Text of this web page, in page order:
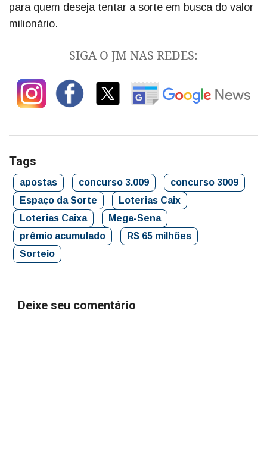
para quem deseja tentar a sorte em busca do valor
milionário.
SIGA O JM NAS REDES:
Tags
apostas concurso 3.009
concurso 3009
Espaço da Sorte
Loterias Caix
Loterias Caixa
Mega-Sena
prêmio acumulado
R$ 65 milhões
Sorteio
Deixe seu comentário